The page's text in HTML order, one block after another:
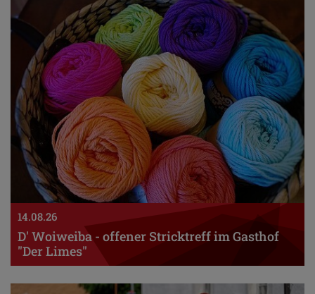
14.08.26
D' Woiweiba - offener Stricktreff im Gasthof
"Der Limes"